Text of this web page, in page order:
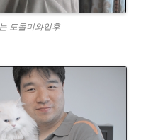
도돌미와입후